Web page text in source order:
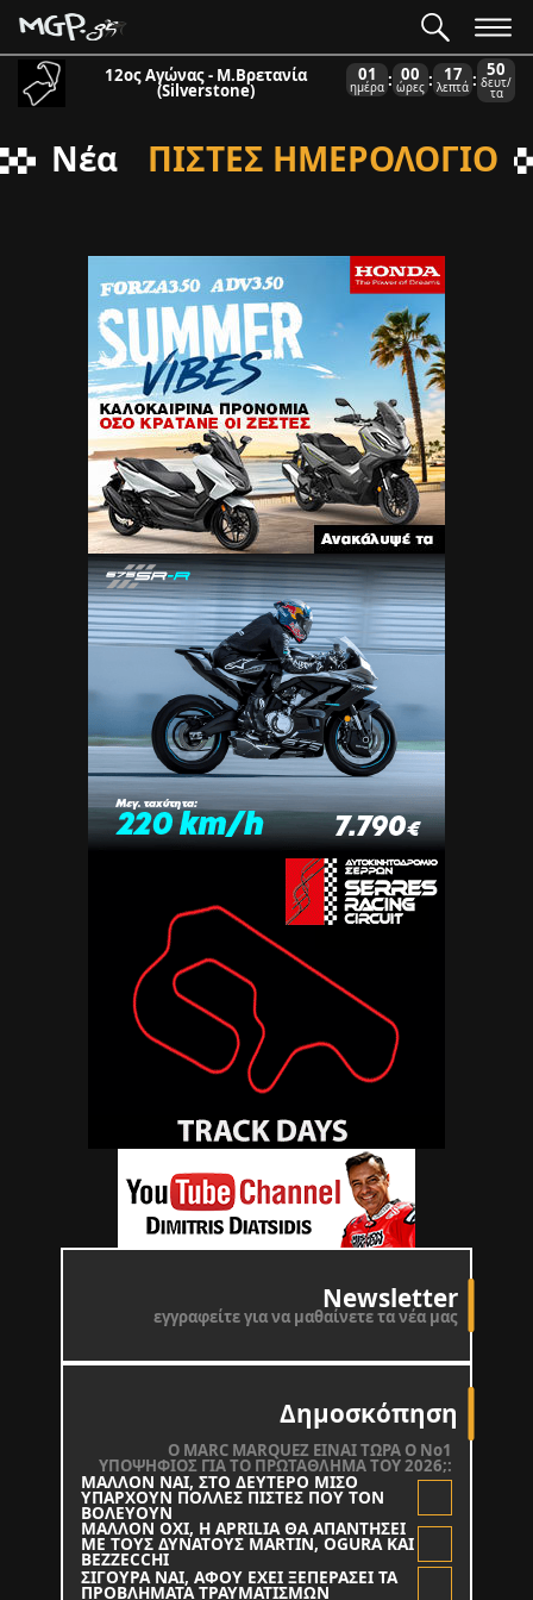
12ος Αγώνας - Μ.Βρετανία
(Silverstone)
01
ημέρα : 00
ώρες : 17
λεπτά : 50
δευτ/
τα
Newsletter
εγγραφείτε για να μαθαίνετε τα νέα μας
Δημοσκόπηση
O MARC MARQUEZ ΕΙΝΑΙ ΤΩΡΑ Ο Νο1
ΥΠΟΨΗΦΙΟΣ ΓΙΑ ΤΟ ΠΡΩΤΑΘΛΗΜΑ ΤΟΥ 2026;:
ΜΑΛΛΟΝ ΝΑΙ, ΣΤΟ ΔΕΥΤΕΡΟ ΜΙΣΟ
ΥΠΑΡΧΟΥΝ ΠΟΛΛΕΣ ΠΙΣΤΕΣ ΠΟΥ ΤΟΝ
ΒΟΛΕΥΟΥΝ
ΜΑΛΛΟΝ ΟΧΙ, Η APRILIA ΘΑ ΑΠΑΝΤΗΣΕΙ
ΜΕ ΤΟΥΣ ΔΥΝΑΤΟΥΣ MARTIN, OGURA KAI
BEZZECCHI
ΣΙΓΟΥΡΑ ΝΑΙ, ΑΦΟΥ ΕΧΕΙ ΞΕΠΕΡΑΣΕΙ ΤΑ
ΠΡΟΒΛΗΜΑΤΑ ΤΡΑΥΜΑΤΙΣΜΩΝ
Νέα ΠΙΣΤΕΣ ΗΜΕΡΟΛΟΓΙΟ